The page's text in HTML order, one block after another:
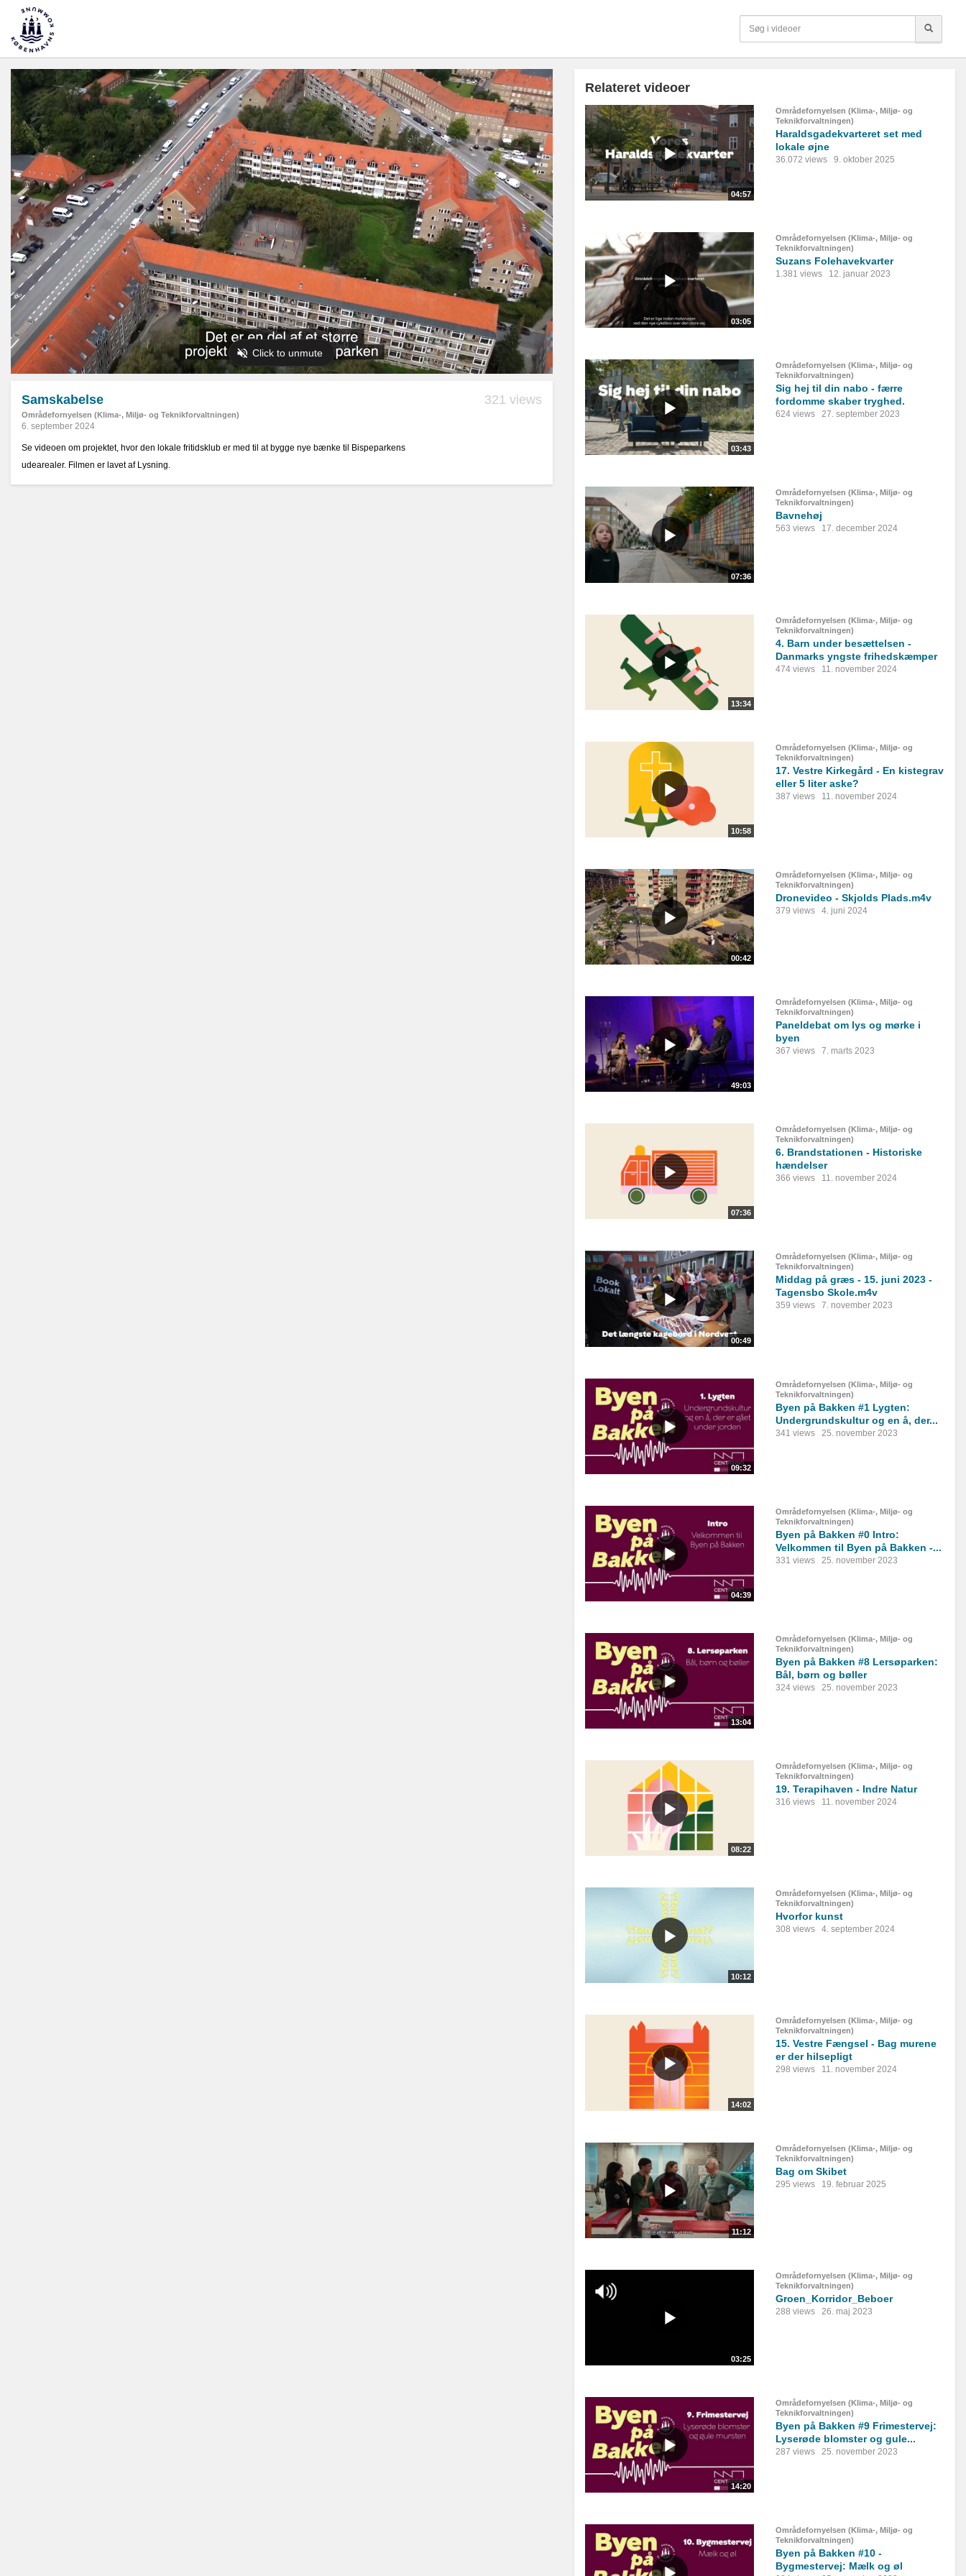
Samskabelse
Områdefornyelsen (Klima-, Miljø- og Teknikforvaltningen)
321 views
6. september 2024
Se videoen om projektet, hvor den lokale fritidsklub er med til at bygge nye bænke til Bispeparkens
udearealer. Filmen er lavet af Lysning.
Relateret videoer
04:57
Områdefornyelsen (Klima-, Miljø- og
Teknikforvaltningen)
Haraldsgadekvarteret set med
lokale øjne
36.072 views 9. oktober 2025
03:05
Områdefornyelsen (Klima-, Miljø- og
Teknikforvaltningen)
Suzans Folehavekvarter
1.381 views 12. januar 2023
03:43
Områdefornyelsen (Klima-, Miljø- og
Teknikforvaltningen)
Sig hej til din nabo - færre
fordomme skaber tryghed.
624 views 27. september 2023
07:36
Områdefornyelsen (Klima-, Miljø- og
Teknikforvaltningen)
Bavnehøj
563 views 17. december 2024
13:34
Områdefornyelsen (Klima-, Miljø- og
Teknikforvaltningen)
4. Barn under besættelsen -
Danmarks yngste frihedskæmper
474 views 11. november 2024
10:58
Områdefornyelsen (Klima-, Miljø- og
Teknikforvaltningen)
17. Vestre Kirkegård - En kistegrav
eller 5 liter aske?
387 views 11. november 2024
00:42
Områdefornyelsen (Klima-, Miljø- og
Teknikforvaltningen)
Dronevideo - Skjolds Plads.m4v
379 views 4. juni 2024
49:03
Områdefornyelsen (Klima-, Miljø- og
Teknikforvaltningen)
Paneldebat om lys og mørke i
byen
367 views 7. marts 2023
07:36
Områdefornyelsen (Klima-, Miljø- og
Teknikforvaltningen)
6. Brandstationen - Historiske
hændelser
366 views 11. november 2024
00:49
Områdefornyelsen (Klima-, Miljø- og
Teknikforvaltningen)
Middag på græs - 15. juni 2023 -
Tagensbo Skole.m4v
359 views 7. november 2023
09:32
Områdefornyelsen (Klima-, Miljø- og
Teknikforvaltningen)
Byen på Bakken #1 Lygten:
Undergrundskultur og en å, der...
341 views 25. november 2023
04:39
Områdefornyelsen (Klima-, Miljø- og
Teknikforvaltningen)
Byen på Bakken #0 Intro:
Velkommen til Byen på Bakken -...
331 views 25. november 2023
13:04
Områdefornyelsen (Klima-, Miljø- og
Teknikforvaltningen)
Byen på Bakken #8 Lersøparken:
Bål, børn og bøller
324 views 25. november 2023
08:22
Områdefornyelsen (Klima-, Miljø- og
Teknikforvaltningen)
19. Terapihaven - Indre Natur
316 views 11. november 2024
10:12
Områdefornyelsen (Klima-, Miljø- og
Teknikforvaltningen)
Hvorfor kunst
308 views 4. september 2024
14:02
Områdefornyelsen (Klima-, Miljø- og
Teknikforvaltningen)
15. Vestre Fængsel - Bag murene
er der hilsepligt
298 views 11. november 2024
11:12
Områdefornyelsen (Klima-, Miljø- og
Teknikforvaltningen)
Bag om Skibet
295 views 19. februar 2025
03:25
Områdefornyelsen (Klima-, Miljø- og
Teknikforvaltningen)
Groen_Korridor_Beboer
288 views 26. maj 2023
14:20
Områdefornyelsen (Klima-, Miljø- og
Teknikforvaltningen)
Byen på Bakken #9 Frimestervej:
Lyserøde blomster og gule...
287 views 25. november 2023
Områdefornyelsen (Klima-, Miljø- og
Teknikforvaltningen)
Byen på Bakken #10 -
Bygmestervej: Mælk og øl